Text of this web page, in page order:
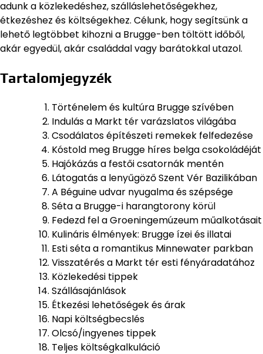
adunk a közlekedéshez, szálláslehetőségekhez,
étkezéshez és költségekhez. Célunk, hogy segítsünk a
lehető legtöbbet kihozni a Brugge-ben töltött időből,
akár egyedül, akár családdal vagy barátokkal utazol.
Tartalomjegyzék
Történelem és kultúra Brugge szívében
Indulás a Markt tér varázslatos világába
Csodálatos építészeti remekek felfedezése
Kóstold meg Brugge híres belga csokoládéját
Hajókázás a festői csatornák mentén
Látogatás a lenyűgöző Szent Vér Bazilikában
A Béguine udvar nyugalma és szépsége
Séta a Brugge-i harangtorony körül
Fedezd fel a Groeningemúzeum műalkotásait
Kulináris élmények: Brugge ízei és illatai
Esti séta a romantikus Minnewater parkban
Visszatérés a Markt tér esti fényáradatához
Közlekedési tippek
Szállásajánlások
Étkezési lehetőségek és árak
Napi költségbecslés
Olcsó/ingyenes tippek
Teljes költségkalkuláció